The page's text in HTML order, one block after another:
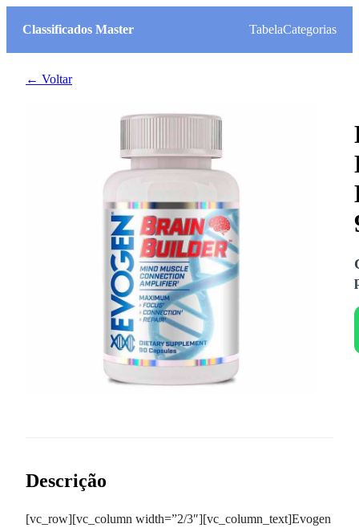
Classificados Master TabelaCategorias
← Voltar
Descrição
[vc_row][vc_column width=”2/3″][vc_column_text]Evogen